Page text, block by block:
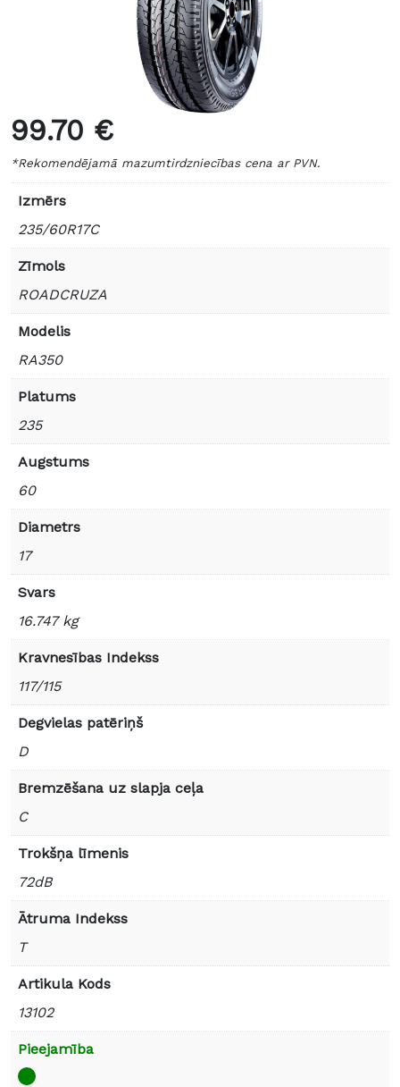
99.70 €
*Rekomendējamā mazumtirdzniecības cena ar PVN.
Izmērs
235/60R17C
Zīmols
ROADCRUZA
Modelis
RA350
Platums
235
Augstums
60
Diametrs
17
Svars
16.747 kg
Kravnesības Indekss
117/115
Degvielas patēriņš
D
Bremzēšana uz slapja ceļa
C
Trokšņa līmenis
72dB
Ātruma Indekss
T
Artikula Kods
13102
Pieejamība